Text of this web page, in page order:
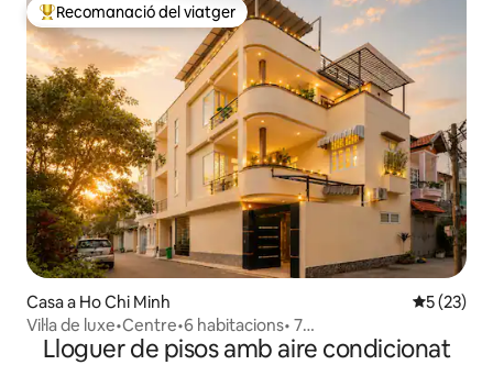
Principals recomanacions dels viatgers
Recomanació del viatger
Casa a Ho Chi Minh 5 de
5 (23)
Vil·la de luxe•Centre•6 habitacions• 7
banys•Piscina•Sauna• KTV•Bi-a
Lloguer de pisos amb aire condicionat